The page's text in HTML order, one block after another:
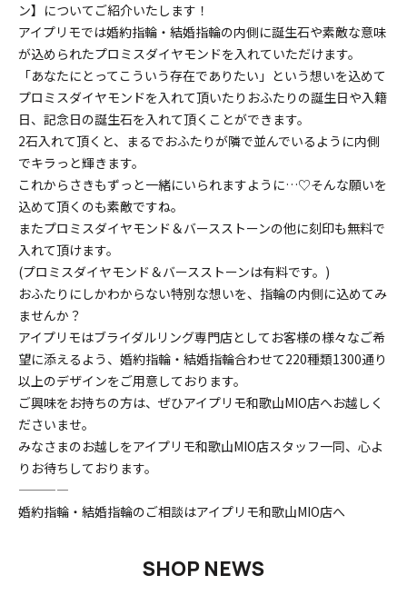
ン】についてご紹介いたします！
アイプリモでは婚約指輪・結婚指輪の内側に誕生石や素敵な意味
が込められたプロミスダイヤモンドを入れていただけます。
「あなたにとってこういう存在でありたい」という想いを込めて
プロミスダイヤモンドを入れて頂いたりおふたりの誕生日や入籍
日、記念日の誕生石を入れて頂くことができます。
2石入れて頂くと、まるでおふたりが隣で並んでいるように内側
でキラっと輝きます。
これからさきもずっと一緒にいられますように…♡そんな願いを
込めて頂くのも素敵ですね。
またプロミスダイヤモンド＆バースストーンの他に刻印も無料で
入れて頂けます。
(プロミスダイヤモンド＆バースストーンは有料です。)
おふたりにしかわからない特別な想いを、指輪の内側に込めてみ
ませんか？
アイプリモはブライダルリング専門店としてお客様の様々なご希
望に添えるよう、婚約指輪・結婚指輪合わせて220種類1300通り
以上のデザインをご用意しております。
ご興味をお持ちの方は、ぜひアイプリモ和歌山MIO店へお越しく
ださいませ。
みなさまのお越しをアイプリモ和歌山MIO店スタッフ一同、心よ
りお待ちしております。
————
婚約指輪・結婚指輪のご相談はアイプリモ和歌山MIO店へ
SHOP NEWS